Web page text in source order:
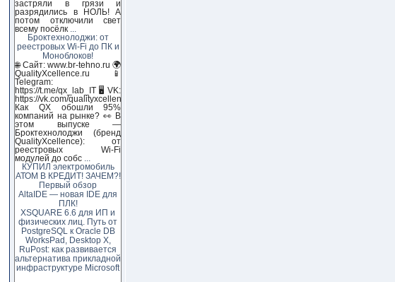
застряли в грязи и
разрядились в НОЛЬ! А
потом отключили свет
всему посёлк
Броктехнолоджи: от
реестровых Wi-Fi до ПК и
Моноблоков!
🌐 Сайт: www.br-tehno.ru 🌍
QualityXcellence.ru 📱
Telegram:
https://t.me/qx_lab_IT 🖥 VK:
https://vk.com/qualityxcellenc
Как QX обошли 95%
компаний на рынке? 👀 В
этом выпуске —
Броктехнолоджи (бренд
QualityXcellence): от
реестровых Wi-Fi
модулей до собс
КУПИЛ электромобиль
АТОМ В КРЕДИТ! ЗАЧЕМ?!
Первый обзор
AltaIDE — новая IDE для
ПЛК!
XSQUARE 6.6 для ИП и
физических лиц. Путь от
PostgreSQL к Oracle DB
WorksPad, Desktop X,
RuPost: как развивается
альтернатива прикладной
инфраструктуре Microsoft